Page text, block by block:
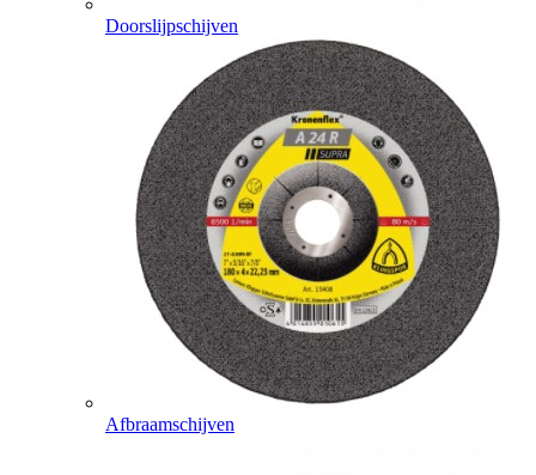
Doorslijpschijven
Afbraamschijven